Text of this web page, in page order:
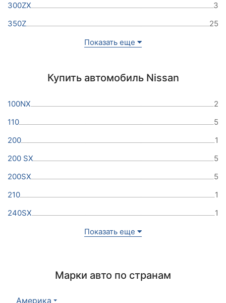
300ZX
3
350Z
25
Показать еще
Купить автомобиль Nissan
100NX
2
110
5
200
1
200 SX
5
200SX
5
210
1
240SX
1
Показать еще
Марки авто по странам
Америка